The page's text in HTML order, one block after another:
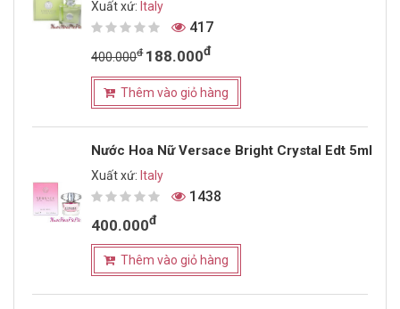
Xuất xứ: Italy
417
400.000đ 188.000đ
Thêm vào giỏ hàng
Nước Hoa Nữ Versace Bright Crystal Edt 5ml
Xuất xứ:Italy
1438
400.000đ
Thêm vào giỏ hàng